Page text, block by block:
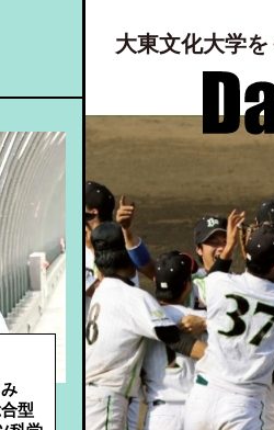
⼤東⽂化⼤学
詳細へ
型